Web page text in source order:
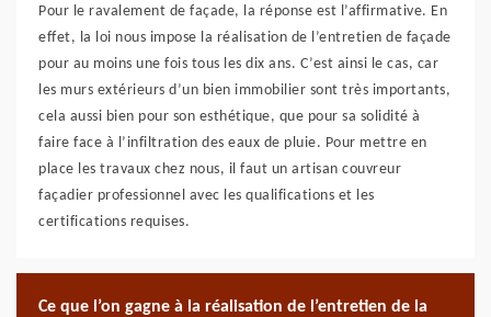
Pour le ravalement de façade, la réponse est l’affirmative. En
effet, la loi nous impose la réalisation de l’entretien de façade
pour au moins une fois tous les dix ans. C’est ainsi le cas, car
les murs extérieurs d’un bien immobilier sont très importants,
cela aussi bien pour son esthétique, que pour sa solidité à
faire face à l’infiltration des eaux de pluie. Pour mettre en
place les travaux chez nous, il faut un artisan couvreur
façadier professionnel avec les qualifications et les
certifications requises.
Ce que l’on gagne à la réalisation de l’entretien de la